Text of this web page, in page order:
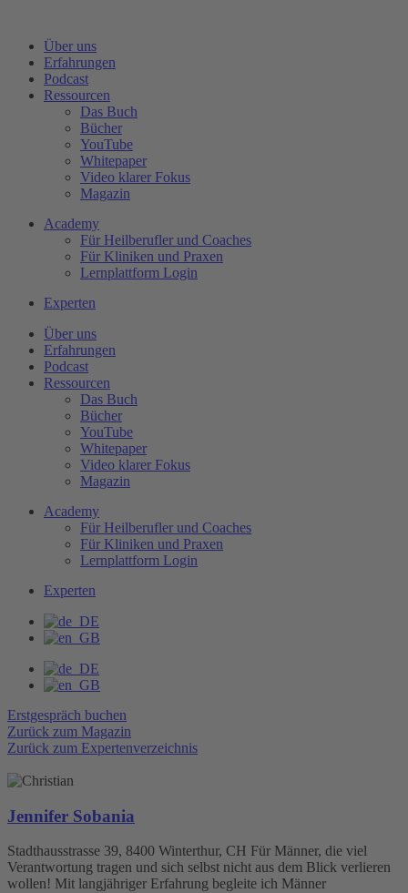
wechselnÜber uns
Erfahrungen
Podcast
Ressourcen
Das Buch
Bücher
YouTube
Whitepaper
Video klarer Fokus
Magazin
Academy
Für Heilberufler und Coaches
Für Kliniken und Praxen
Lernplattform Login
Experten
Über uns
Erfahrungen
Podcast
Ressourcen
Das Buch
Bücher
YouTube
Whitepaper
Video klarer Fokus
Magazin
Academy
Für Heilberufler und Coaches
Für Kliniken und Praxen
Lernplattform Login
Experten
Erstgespräch buchen
Zurück zum Magazin
Zurück zum Expertenverzeichnis
Jennifer Sobania
Stadthausstrasse 39, 8400 Winterthur, CH Für Männer, die viel
Verantwortung tragen und sich selbst nicht aus dem Blick verlieren
wollen! Mit langjähriger Erfahrung begleite ich Männer